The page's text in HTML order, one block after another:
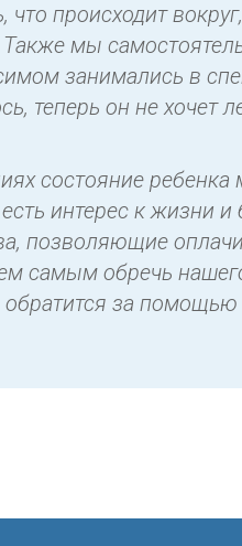
что происходит
мы
занимались в
теперь он не хочет
состояние
интерес к жизни
позволяющие
самым обречь
за